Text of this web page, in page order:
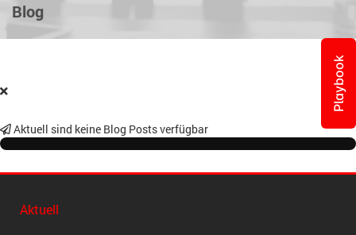
Blog
Aktuell sind keine Blog Posts verfügbar
Aktuell
Playbook